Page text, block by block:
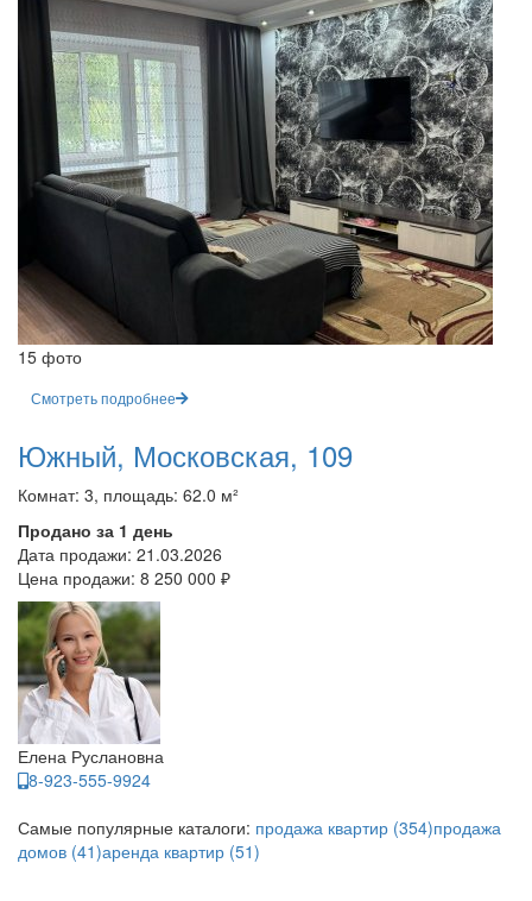
15 фото
Смотреть подробнее
Южный, Московская, 109
Комнат: 3, площадь: 62.0 м²
Продано за 1 день
Дата продажи: 21.03.2026
Цена продажи: 8 250 000 ₽
Елена Руслановна
8-923-555-9924
Самые популярные каталоги: продажа квартир (354)продажа
домов (41)аренда квартир (51)